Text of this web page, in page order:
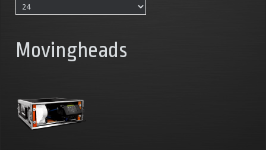
Movingheads